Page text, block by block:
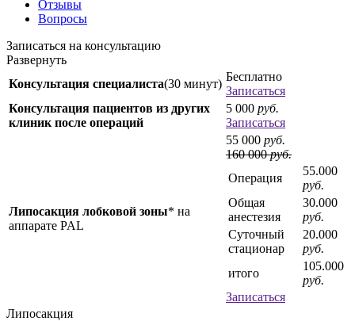
Отзывы
Вопросы
Записаться на консультацию
Развернуть
Консультация специалиста(30 минут)
Бесплатно
Записаться
Консультация пациентов из других
клиник после операций
5 000 руб.
Записаться
Липосакция лобковой зоны* на
аппарате PAL
55 000 руб.
160 000руб.
Операция
55.000
руб.
Общая
анестезия
30.000
руб.
Суточный
стационар
20.000
руб.
итого
105.000
руб.
Записаться
Липосакция